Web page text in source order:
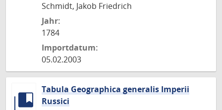
Schmidt, Jakob Friedrich
Jahr:
1784
Importdatum:
05.02.2003
Tabula Geographica generalis Imperii
Russici